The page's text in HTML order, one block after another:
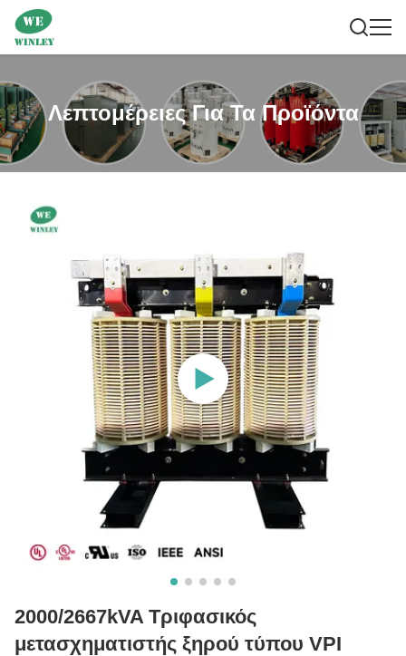
Λεπτομέρειες Για Τα Προϊόντα
2000/2667kVA Τριφασικός
μετασχηματιστής ξηρού τύπου VPI